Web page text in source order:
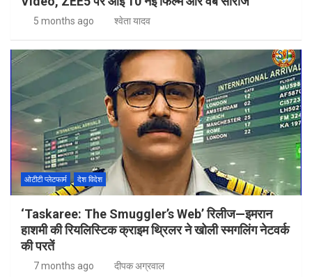
5 months ago श्वेता यादव
ओटीटी प्लेटफार्म देश विदेश
‘Taskaree: The Smuggler’s Web’ रिलीज—इमरान
हाशमी की रियलिस्टिक क्राइम थ्रिलर ने खोली स्मगलिंग नेटवर्क
की परतें
7 months ago दीपक अग्रवाल